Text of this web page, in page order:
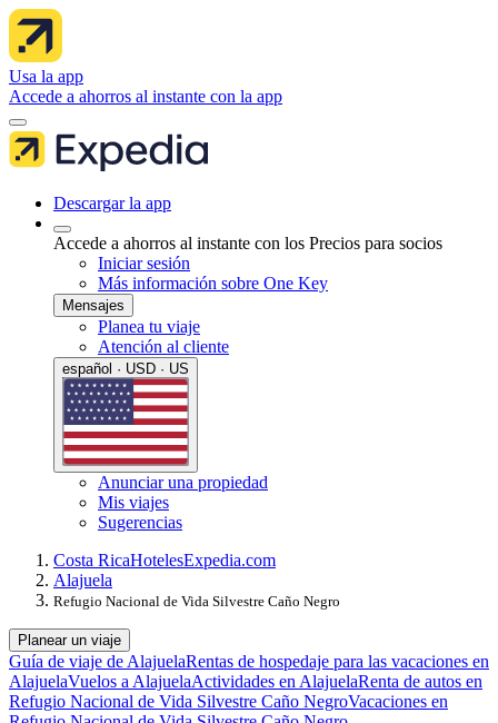
Usa la app
Accede a ahorros al instante con la app
Descargar la app
Accede a ahorros al instante con los Precios para socios
Iniciar sesión
Más información sobre One Key
Mensajes
Planea tu viaje
Atención al cliente
español · USD · US
Anunciar una propiedad
Mis viajes
Sugerencias
Costa RicaHotelesExpedia.com
Alajuela
Refugio Nacional de Vida Silvestre Caño Negro
Planear un viaje
Guía de viaje de AlajuelaRentas de hospedaje para las vacaciones en
AlajuelaVuelos a AlajuelaActividades en AlajuelaRenta de autos en
Refugio Nacional de Vida Silvestre Caño NegroVacaciones en